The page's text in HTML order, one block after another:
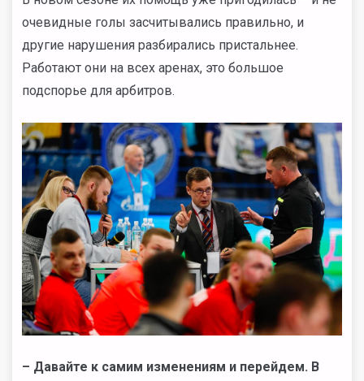
очевидные голы засчитывались правильно, и
другие нарушения разбирались пристальнее.
Работают они на всех аренах, это большое
подспорье для арбитров.
– Давайте к самим изменениям и перейдем. В